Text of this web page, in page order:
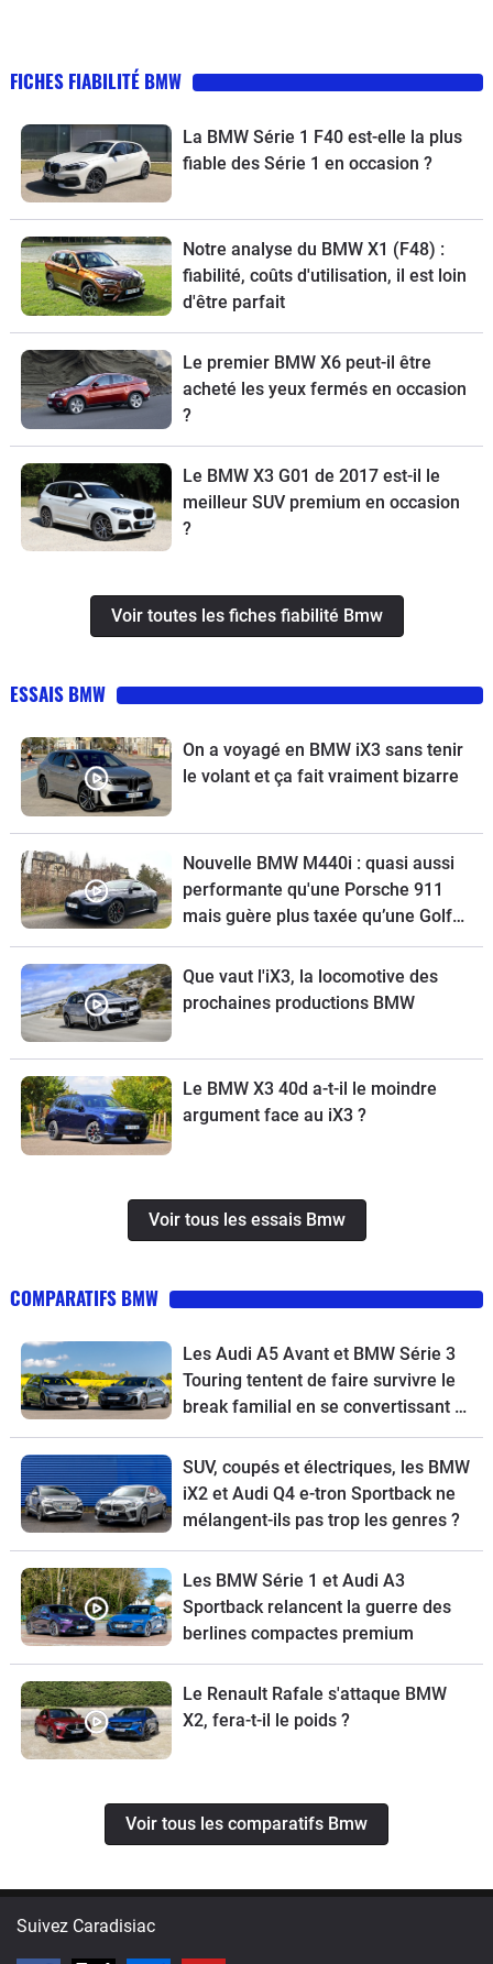
FICHES FIABILITÉ BMW
La BMW Série 1 F40 est-elle la plus
fiable des Série 1 en occasion ?
Notre analyse du BMW X1 (F48) :
fiabilité, coûts d'utilisation, il est loin
d'être parfait
Le premier BMW X6 peut-il être
acheté les yeux fermés en occasion
?
Le BMW X3 G01 de 2017 est-il le
meilleur SUV premium en occasion
?
Voir toutes les fiches fiabilité Bmw
ESSAIS BMW
On a voyagé en BMW iX3 sans tenir
le volant et ça fait vraiment bizarre
Nouvelle BMW M440i : quasi aussi
performante qu'une Porsche 911
mais guère plus taxée qu’une Golf
GTI
Que vaut l'iX3, la locomotive des
prochaines productions BMW
Le BMW X3 40d a-t-il le moindre
argument face au iX3 ?
Voir tous les essais Bmw
COMPARATIFS BMW
Les Audi A5 Avant et BMW Série 3
Touring tentent de faire survivre le
break familial en se convertissant à
l’écologie
SUV, coupés et électriques, les BMW
iX2 et Audi Q4 e-tron Sportback ne
mélangent-ils pas trop les genres ?
Les BMW Série 1 et Audi A3
Sportback relancent la guerre des
berlines compactes premium
Le Renault Rafale s'attaque BMW
X2, fera-t-il le poids ?
Voir tous les comparatifs Bmw
Suivez Caradisiac